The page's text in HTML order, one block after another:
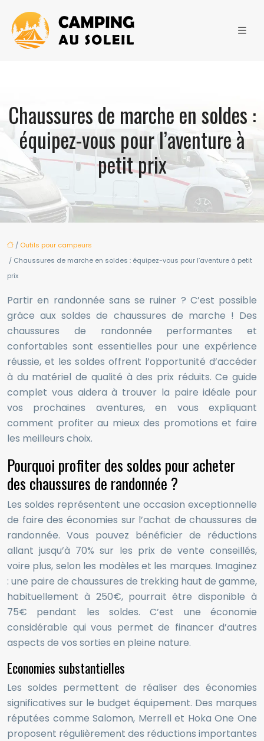
Chaussures de marche en soldes :
équipez-vous pour l’aventure à
petit prix
/ Outils pour campeurs
/ Chaussures de marche en soldes : équipez-vous pour l’aventure à petit
prix
Partir en randonnée sans se ruiner ? C’est possible
grâce aux soldes de chaussures de marche ! Des
chaussures de randonnée performantes et
confortables sont essentielles pour une expérience
réussie, et les soldes offrent l’opportunité d’accéder
à du matériel de qualité à des prix réduits. Ce guide
complet vous aidera à trouver la paire idéale pour
vos prochaines aventures, en vous expliquant
comment profiter au mieux des promotions et faire
les meilleurs choix.
Pourquoi profiter des soldes pour acheter
des chaussures de randonnée ?
Les soldes représentent une occasion exceptionnelle
de faire des économies sur l’achat de chaussures de
randonnée. Vous pouvez bénéficier de réductions
allant jusqu’à 70% sur les prix de vente conseillés,
voire plus, selon les modèles et les marques. Imaginez
: une paire de chaussures de trekking haut de gamme,
habituellement à 250€, pourrait être disponible à
75€ pendant les soldes. C’est une économie
considérable qui vous permet de financer d’autres
aspects de vos sorties en pleine nature.
Economies substantielles
Les soldes permettent de réaliser des économies
significatives sur le budget équipement. Des marques
réputées comme Salomon, Merrell et Hoka One One
proposent régulièrement des réductions importantes